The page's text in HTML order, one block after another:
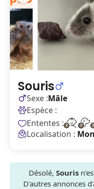
Souris
Sexe :Mâle
Espèce :
Ententes :
Localisation :
Désolé, Souris
D'autres annonces